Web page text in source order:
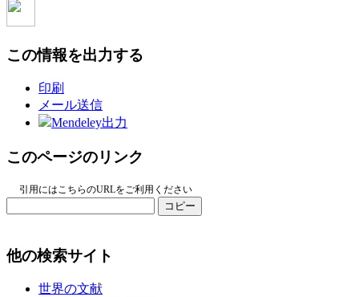
この情報を出力する
印刷
メール送信
Mendeley出力
このページのリンク
引用にはこちらのURLをご利用ください
コピー
他の検索サイト
世界の文献